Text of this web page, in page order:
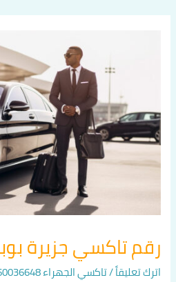
رقم تاكسي جزيرة بوبيان
اترك تعليقاً/تاكسي الجهراء 60036648